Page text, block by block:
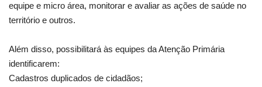
equipe e micro área, monitorar e avaliar as ações de saúde no
território e outros.
Além disso, possibilitará às equipes da Atenção Primária
identificarem:
Cadastros duplicados de cidadãos;